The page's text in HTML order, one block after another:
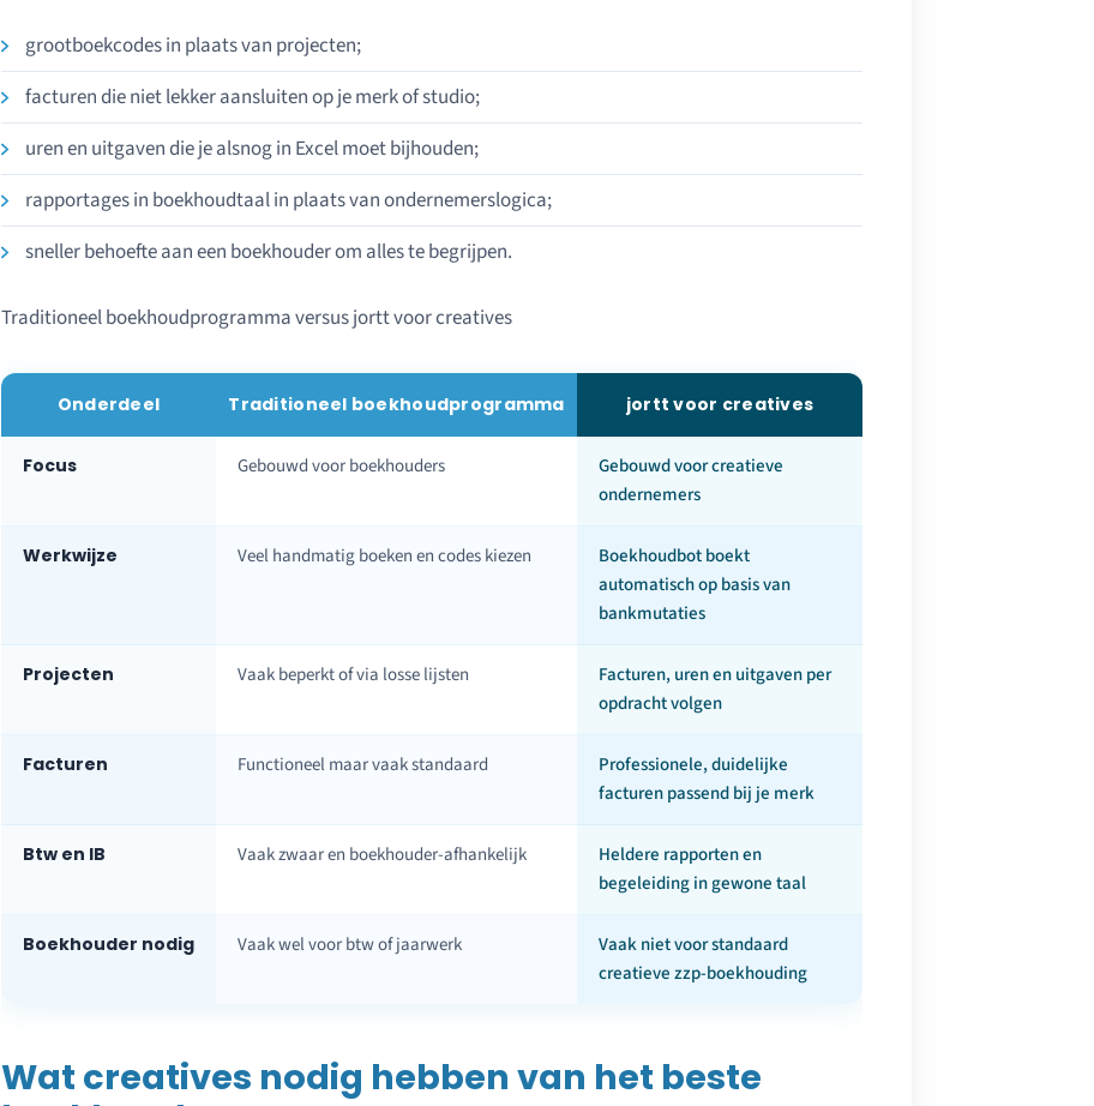
grootboekcodes in plaats van projecten;
facturen die niet lekker aansluiten op je merk of studio;
uren en uitgaven die je alsnog in Excel moet bijhouden;
rapportages in boekhoudtaal in plaats van ondernemerslogica;
sneller behoefte aan een boekhouder om alles te begrijpen.
Traditioneel boekhoudprogramma versus jortt voor creatives
Onderdeel Traditioneel boekhoudprogramma jortt voor creatives
Focus Gebouwd voor boekhouders
Gebouwd voor creatieve
ondernemers
Werkwijze Veel handmatig boeken en codes kiezen
Boekhoudbot boekt
automatisch op basis van
bankmutaties
Projecten Vaak beperkt of via losse lijsten
Facturen, uren en uitgaven per
opdracht volgen
Facturen Functioneel maar vaak standaard
Professionele, duidelijke
facturen passend bij je merk
Btw en IB Vaak zwaar en boekhouder-afhankelijk
Heldere rapporten en
begeleiding in gewone taal
Boekhouder nodig Vaak wel voor btw of jaarwerk
Vaak niet voor standaard
creatieve zzp-boekhouding
Wat creatives nodig hebben van het beste